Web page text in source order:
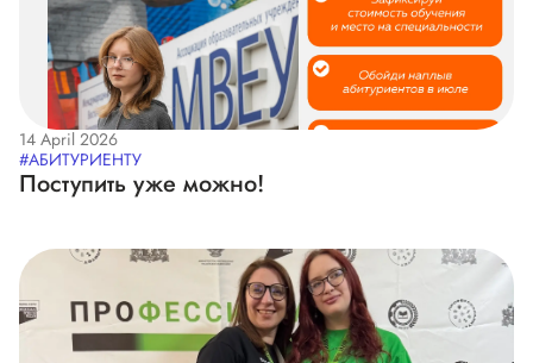
14 April 2026
#АБИТУРИЕНТУ
Поступить уже можно!